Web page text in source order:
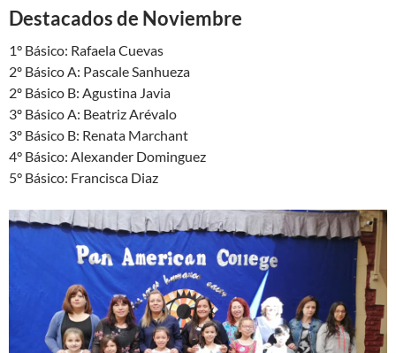
Destacados de Noviembre
1° Básico: Rafaela Cuevas
2º Básico A: Pascale Sanhueza
2º Básico B: Agustina Javia
3º Básico A: Beatriz Arévalo
3º Básico B: Renata Marchant
4° Básico: Alexander Dominguez
5° Básico: Francisca Diaz